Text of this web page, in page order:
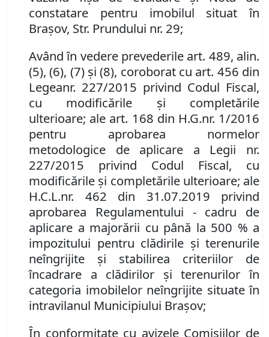
constatare pentru imobilul situat în
Braşov, Str. Prundului nr. 29;
Având în vedere prevederile art. 489, alin.
(5), (6), (7) şi (8), coroborat cu art. 456 din
Legeanr. 227/2015 privind Codul Fiscal,
cu modificările şi completările
ulterioare; ale art. 168 din H.G.nr. 1/2016
pentru aprobarea normelor
metodologice de aplicare a Legii nr.
227/2015 privind Codul Fiscal, cu
modificările şi completările ulterioare; ale
H.C.L.nr. 462 din 31.07.2019 privind
aprobarea Regulamentului - cadru de
aplicare a majorării cu până la 500 % a
impozitului pentru clădirile şi terenurile
neîngrijite şi stabilirea criteriilor de
încadrare a clădirilor şi terenurilor în
categoria imobilelor neîngrijite situate în
intravilanul Municipiului Braşov;
În conformitate cu avizele Comisiilor de